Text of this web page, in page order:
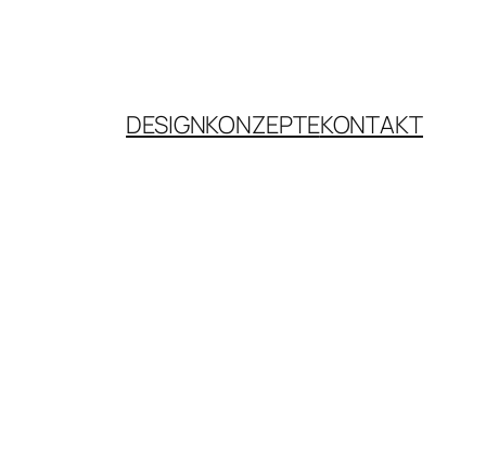
DESIGNKONZEPTEKONTAKT